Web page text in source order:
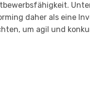
daher als eine
um agil und